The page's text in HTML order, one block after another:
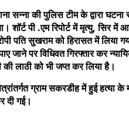
सन्ना की पुलिस टीम के द्वारा
शॉर्ट पी .एम रिपोर्ट में मृत्यु,
पति सुखराम को हिरासत में लिया
जाने पर विधिवत गिरफ्तार कर
लाठी को भी जप्त कर लिया है।
ग्राम सकरडीह में हुई हत्या
दी गई।